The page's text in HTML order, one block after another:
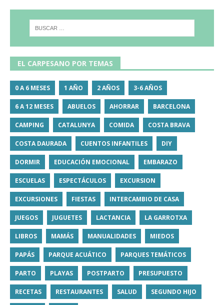
EL CARPESANO POR TEMAS
0 A 6 MESES 1 AÑO 2 AÑOS 3-6 AÑOS
6 A 12 MESES ABUELOS AHORRAR BARCELONA
CAMPING CATALUNYA COMIDA COSTA BRAVA
COSTA DAURADA CUENTOS INFANTILES DIY
DORMIR EDUCACIÓN EMOCIONAL EMBARAZO
ESCUELAS ESPECTÁCULOS EXCURSION
EXCURSIONES FIESTAS INTERCAMBIO DE CASA
JUEGOS JUGUETES LACTANCIA LA GARROTXA
LIBROS MAMÁS MANUALIDADES MIEDOS
PAPÁS PARQUE ACUÁTICO PARQUES TEMÁTICOS
PARTO PLAYAS POSTPARTO PRESUPUESTO
RECETAS RESTAURANTES SALUD SEGUNDO HIJO